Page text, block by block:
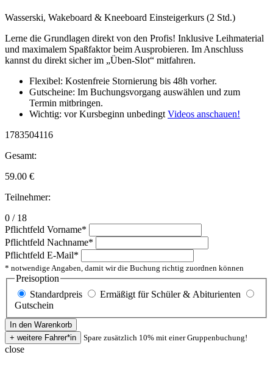
Wasserski, Wakeboard & Kneeboard Einsteigerkurs (2 Std.)
Lerne die Grundlagen direkt von den Profis! Inklusive Leihmaterial
und maximalem Spaßfaktor beim Ausprobieren. Im Anschluss
kannst du direkt sicher im „Üben-Slot“ mitfahren.
Flexibel: Kostenfreie Stornierung bis 48h vorher.
Gutscheine: Im Buchungsvorgang auswählen und zum
Termin mitbringen.
Wichtig: vor Kursbeginn unbedingt Videos anschauen!
1783504116
Gesamt:
59.00 €
Teilnehmer:
0 / 18
Pflichtfeld Vorname*
Pflichtfeld Nachname*
Pflichtfeld E-Mail*
* notwendige Angaben, damit wir die Buchung richtig zuordnen können
Preisoption
Standardpreis
Ermäßigt für Schüler & Abiturienten
Gutschein
Spare zusätzlich 10% mit einer Gruppenbuchung!
close